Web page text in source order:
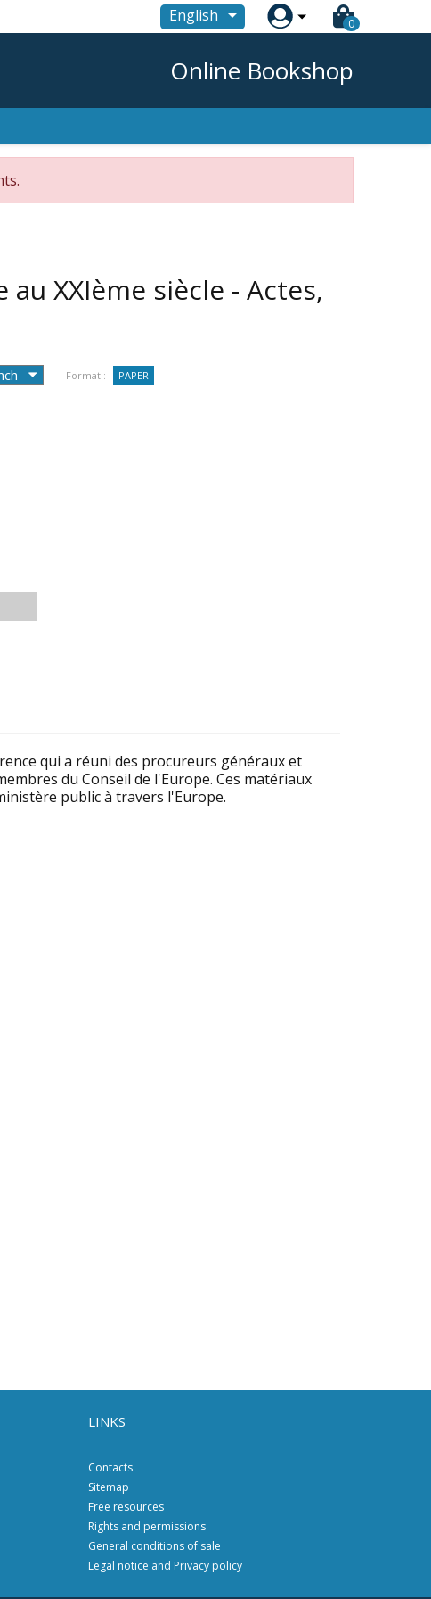
English  0
Online Bookshop
XXIème siècle - Actes,
Format : PAPER
qui a réuni des procureurs généraux et
du Conseil de l'Europe. Ces matériaux
public à travers l'Europe.
LINKS
Contacts
Sitemap
Free resources
Rights and permissions
General conditions of sale
Legal notice and Privacy policy